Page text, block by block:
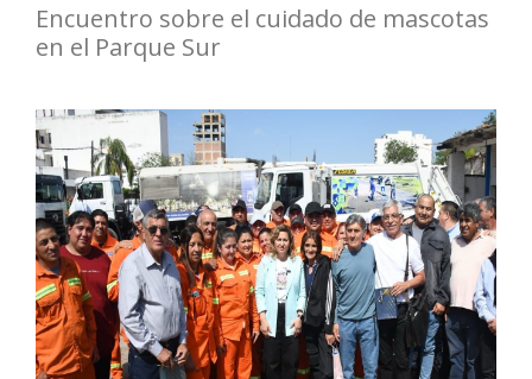
Encuentro sobre el cuidado de mascotas
en el Parque Sur